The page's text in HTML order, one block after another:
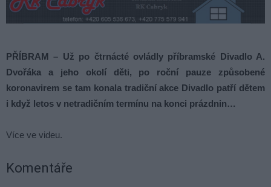
PŘÍBRAM – Už po čtrnácté ovládly příbramské Divadlo A.
Dvořáka a jeho okolí děti, po roční pauze způsobené
koronavirem se tam konala tradiční akce Divadlo patří dětem
i když letos v netradičním termínu na konci prázdnin…
Více ve videu.
Komentáře